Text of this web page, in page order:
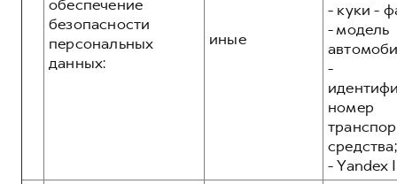
обеспечение
безопасности
персональных
данных:
иные
- куки -
- модель
-
номер
средства;
- Yandex